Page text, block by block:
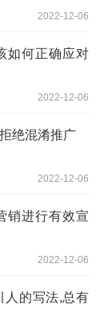
2022-12-06
如何正确应对
2022-12-06
绝混淆推广
2022-12-06
销进行有效宣
2022-12-06
人的写法,总有